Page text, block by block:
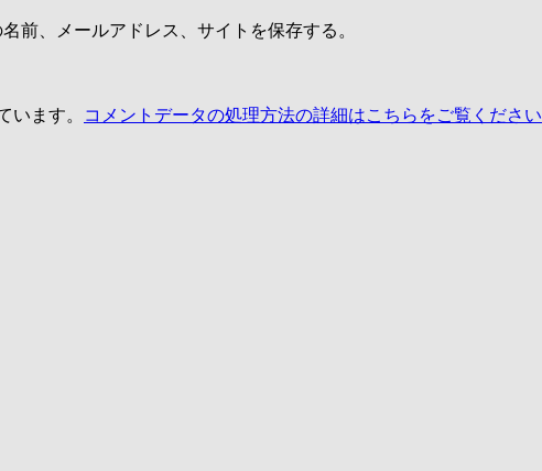
前、メールアドレス、サイトを保存する。
います。 コメントデータの処理方法の詳細はこちらをご覧ください